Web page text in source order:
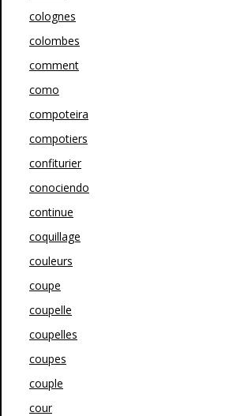
colognes
colombes
comment
como
compoteira
compotiers
confiturier
conociendo
continue
coquillage
couleurs
coupe
coupelle
coupelles
coupes
couple
cour